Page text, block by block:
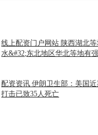
线上配资门户网站 陕西湖北
水&#32;东北地区华北等地有
配资资讯 伊朗卫生部：美国
打击已致35人死亡